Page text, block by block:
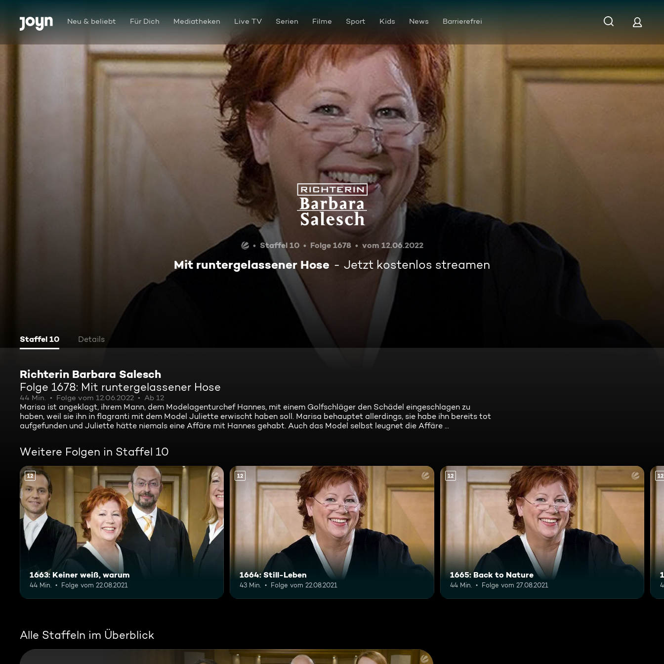
Zum Inhalt springen
Barrierefrei Neu & beliebt Für Dich Mediatheken Live TV Serien Filme Sport Kids News Barrierefrei
Mit runtergelassener Hose
Staffel 10 Folge 1678 vom 12.06.2022
Mit runtergelassener Hose Jetzt kostenlos streamen
Staffel 10 Details
Richterin Barbara Salesch
Folge 1678: Mit runtergelassener Hose
44 Min. Folge vom 12.06.2022 Ab 12
Marisa ist angeklagt, ihrem Mann, dem Modelagenturchef Hannes, mit einem Golfschläger den Schädel eingeschlagen zu
haben, weil sie ihn in flagranti mit dem Model Juliette erwischt haben soll. Marisa behauptet allerdings, sie habe ihn bereits tot
aufgefunden und Juliette hätte niemals eine Affäre mit Hannes gehabt. Auch das Model selbst leugnet die Affäre ...
Weitere Folgen in Staffel 10
12
1663: Keiner weiß, warum
44 Min. Folge vom 22.08.2021
12
1664: Still-Leben
43 Min. Folge vom 22.08.2021
12
1665: Back to Nature
44 Min. Folge vom 27.08.2021
12
Alle Staffeln im Überblick